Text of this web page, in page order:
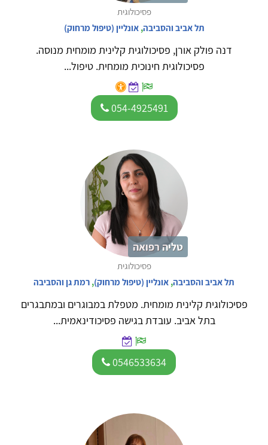
פסיכולוגית
תל אביב והסביבה,אונליין (טיפול מרחוק)
דנה פולק אורן, פסיכולוגית קלינית מומחית מנוסה.
פסיכולוגית חינוכית מומחית. טיפול...
054-4925491
טליה רפואה
פסיכולוגית
תל אביב והסביבה, אונליין (טיפול מרחוק), רמת גן והסביבה
פסיכולוגית קלינית מומחית. מטפלת במבוגרים ובמתבגרים
בתל אביב. עובדת בגישה פסיכודינאמית...
0546533634